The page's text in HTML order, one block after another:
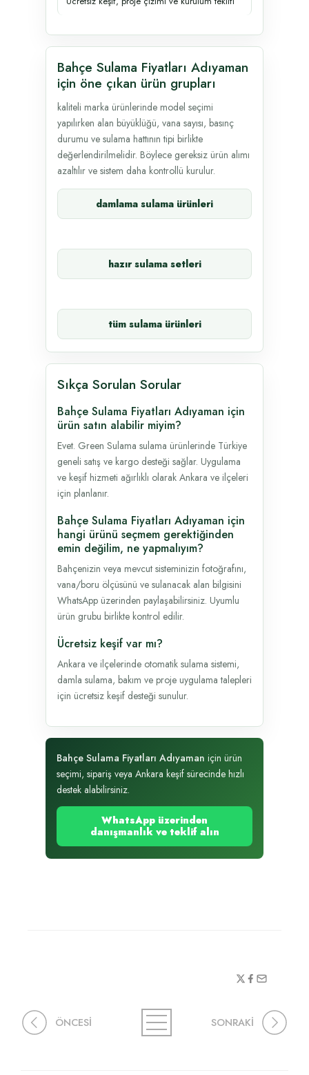
Bahçe Sulama Fiyatları Adıyaman
için öne çıkan ürün grupları
kaliteli marka ürünlerinde model seçimi
yapılırken alan büyüklüğü, vana sayısı, basınç
durumu ve sulama hattının tipi birlikte
değerlendirilmelidir. Böylece gereksiz ürün alımı
azaltılır ve sistem daha kontrollü kurulur.
damlama sulama ürünleri
hazır sulama setleri
tüm sulama ürünleri
Sıkça Sorulan Sorular
Bahçe Sulama Fiyatları Adıyaman için
ürün satın alabilir miyim?
Evet. Green Sulama sulama ürünlerinde Türkiye
geneli satış ve kargo desteği sağlar. Uygulama
ve keşif hizmeti ağırlıklı olarak Ankara ve ilçeleri
için planlanır.
Bahçe Sulama Fiyatları Adıyaman için
hangi ürünü seçmem gerektiğinden
emin değilim, ne yapmalıyım?
Bahçenizin veya mevcut sisteminizin fotoğrafını,
vana/boru ölçüsünü ve sulanacak alan bilgisini
WhatsApp üzerinden paylaşabilirsiniz. Uyumlu
ürün grubu birlikte kontrol edilir.
Ücretsiz keşif var mı?
Ankara ve ilçelerinde otomatik sulama sistemi,
damla sulama, bakım ve proje uygulama talepleri
için ücretsiz keşif desteği sunulur.
Bahçe Sulama Fiyatları Adıyaman için ürün
seçimi, sipariş veya Ankara keşif sürecinde hızlı
destek alabilirsiniz.
WhatsApp üzerinden
danışmanlık ve teklif alın
ÖNCESİ SONRAKİ